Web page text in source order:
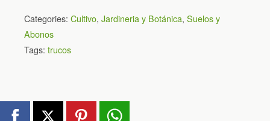
Categories: Cultivo, Jardineria y Botánica, Suelos y
Abonos
Tags: trucos